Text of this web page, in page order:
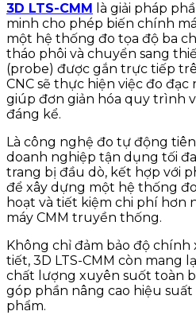
3D LTS-CMM là giải pháp
minh cho phép biến chính
một hệ thống đo tọa độ ba
tháo phôi và chuyển sang
(probe) được gắn trực tiếp
CNC sẽ thực hiện việc đo đạc
giúp đơn giản hóa quy trình
đáng kể.
Là công nghệ đo tự động
doanh nghiệp tận dụng tối
trang bị đầu dò, kết hợp với
để xây dựng một hệ thống
hoạt và tiết kiệm chi phí hơn
máy CMM truyền thống.
Không chỉ đảm bảo độ chính
tiết, 3D LTS-CMM còn mang
chất lượng xuyên suốt toàn
góp phần nâng cao hiệu
phẩm.